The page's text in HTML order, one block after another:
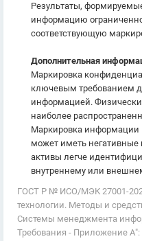
Результаты,
информацию
соответствующую
Дополнительная
Маркировка
ключевым требованием
информацией.
наиболее
Маркировка информации
может иметь
активы легче
внутреннему или
ГОСТ Р № ИСО/МЭК 27001-
технологии. Методы и
Системы менеджмента
Требования - Приложение А":